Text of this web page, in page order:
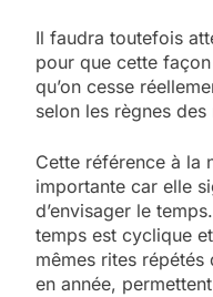
Il faudra toutefois
pour que cette
qu’on cesse
selon les règnes des
Cette référence à la
importante car elle
d’envisager le
temps est cyclique
mêmes rites répétés
en année,